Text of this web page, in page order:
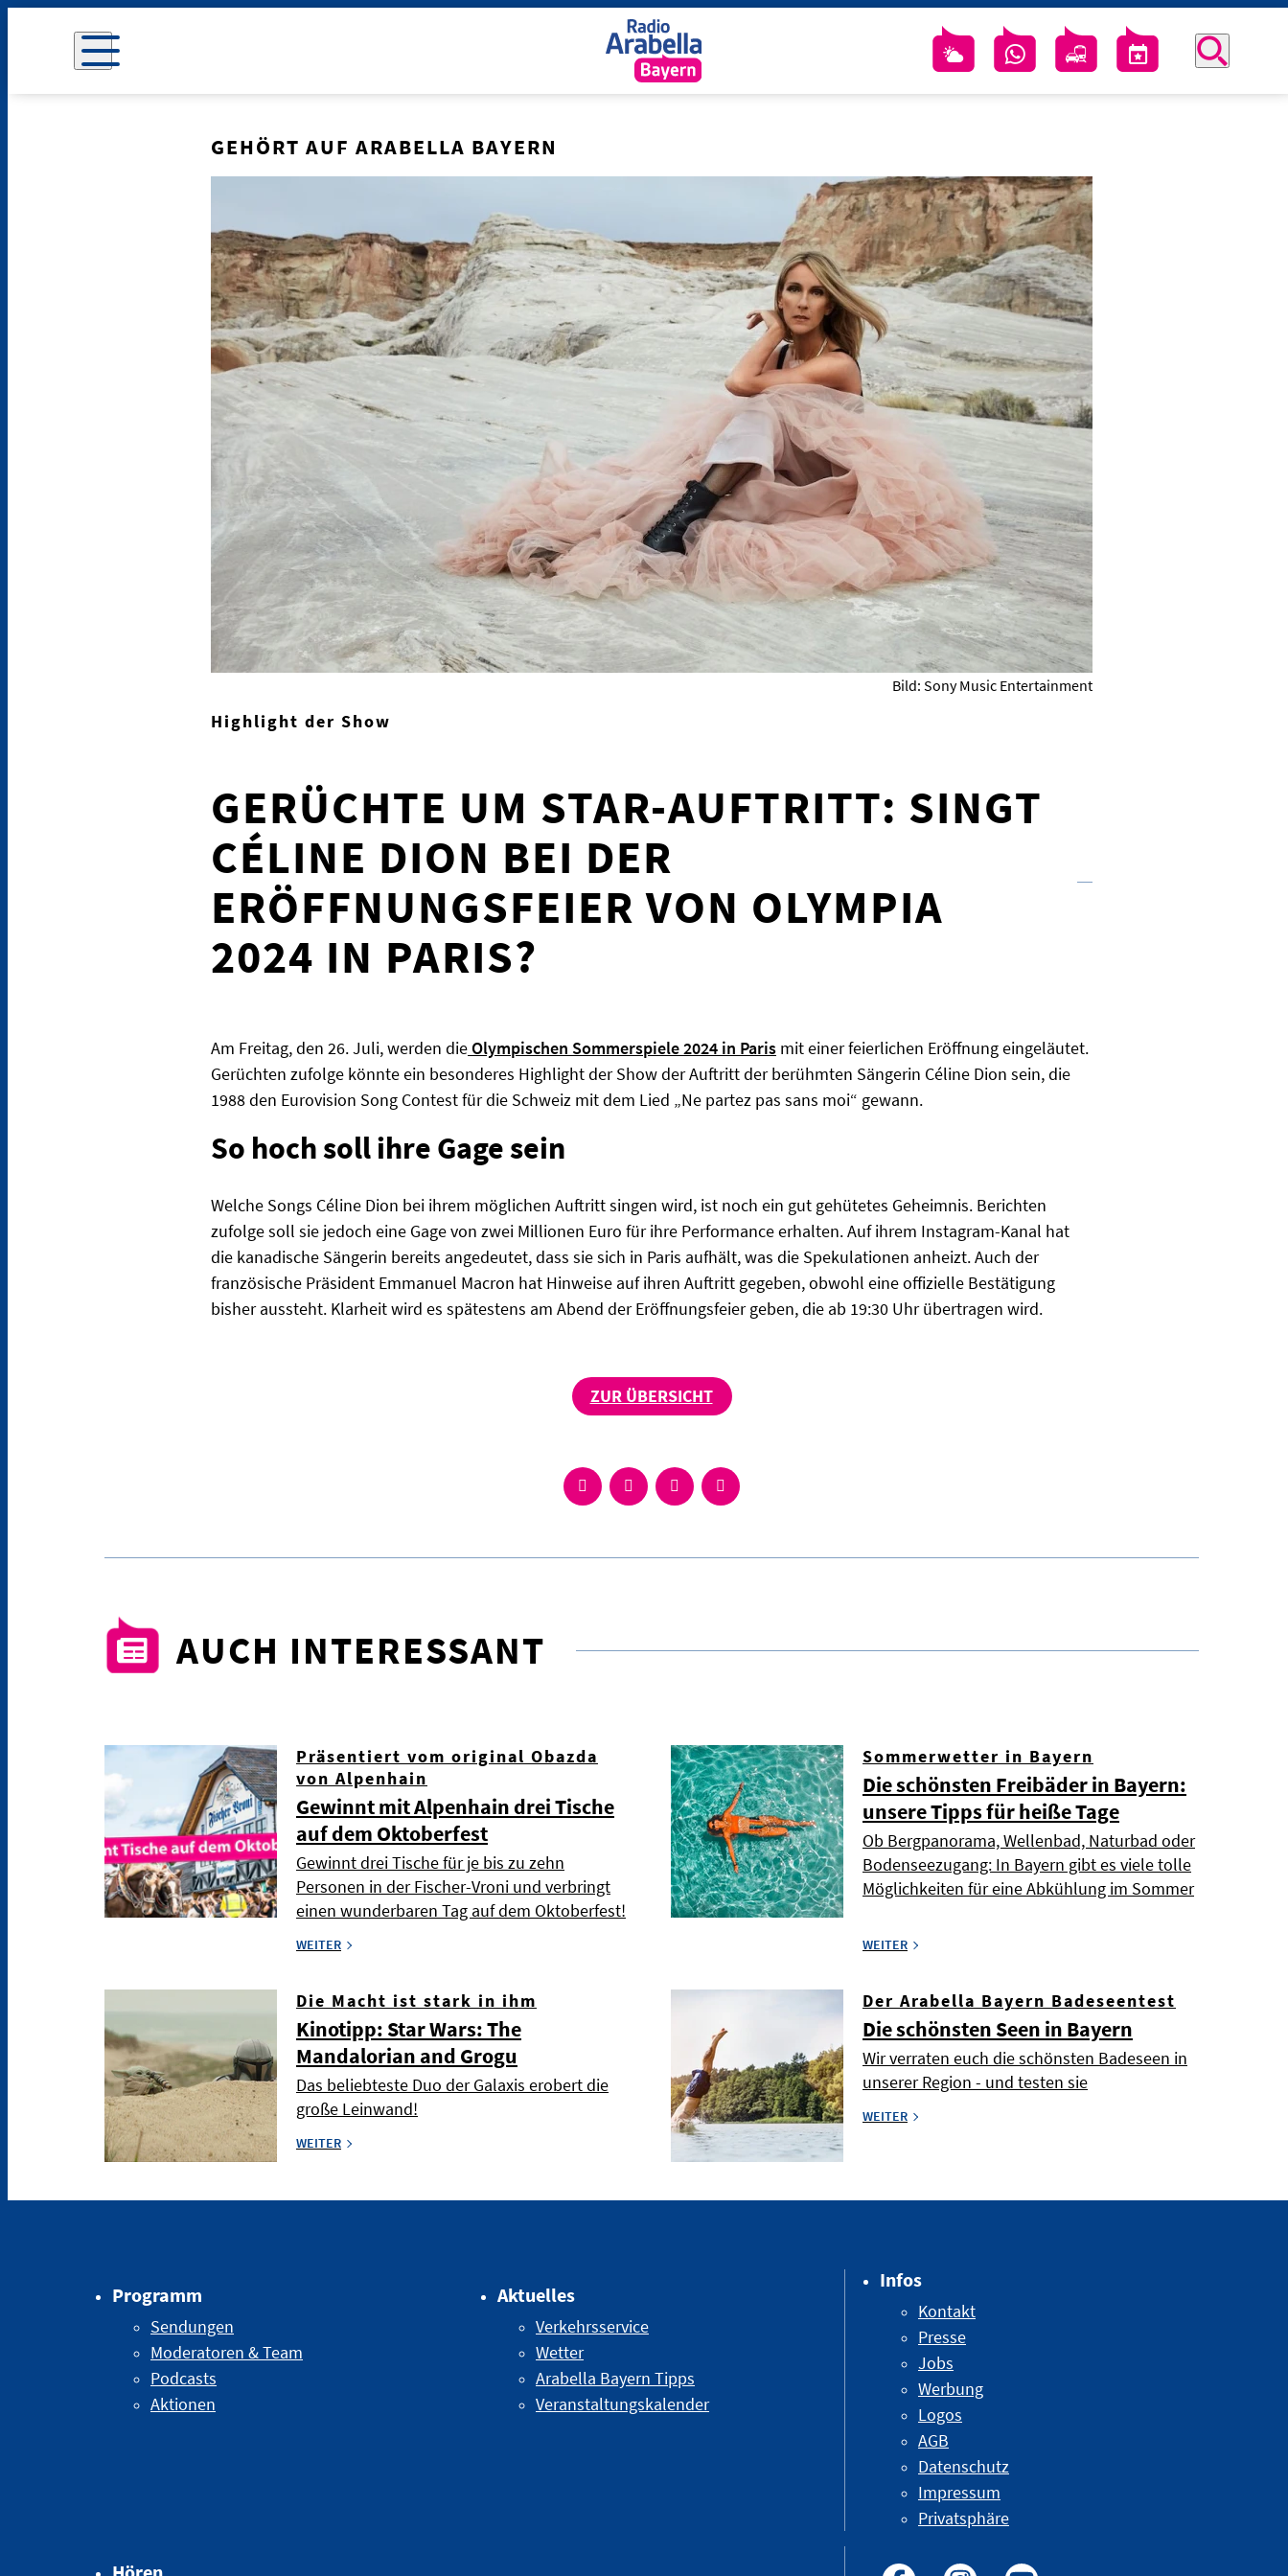
GEHÖRT AUF ARABELLA BAYERN
Bild: Sony Music Entertainment
Highlight der Show
GERÜCHTE UM STAR-AUFTRITT: SINGT
CÉLINE DION BEI DER
ERÖFFNUNGSFEIER VON OLYMPIA
2024 IN PARIS?
Am Freitag, den 26. Juli, werden die Olympischen Sommerspiele 2024 in Paris mit einer feierlichen Eröffnung eingeläutet.
Gerüchten zufolge könnte ein besonderes Highlight der Show der Auftritt der berühmten Sängerin Céline Dion sein, die
1988 den Eurovision Song Contest für die Schweiz mit dem Lied „Ne partez pas sans moi“ gewann.
So hoch soll ihre Gage sein
Welche Songs Céline Dion bei ihrem möglichen Auftritt singen wird, ist noch ein gut gehütetes Geheimnis. Berichten
zufolge soll sie jedoch eine Gage von zwei Millionen Euro für ihre Performance erhalten. Auf ihrem Instagram-Kanal hat
die kanadische Sängerin bereits angedeutet, dass sie sich in Paris aufhält, was die Spekulationen anheizt. Auch der
französische Präsident Emmanuel Macron hat Hinweise auf ihren Auftritt gegeben, obwohl eine offizielle Bestätigung
bisher aussteht. Klarheit wird es spätestens am Abend der Eröffnungsfeier geben, die ab 19:30 Uhr übertragen wird.
ZUR ÜBERSICHT
AUCH INTERESSANT
Präsentiert vom original Obazda
von Alpenhain
Gewinnt mit Alpenhain drei Tische
auf dem Oktoberfest
Gewinnt drei Tische für je bis zu zehn
Personen in der Fischer-Vroni und verbringt
einen wunderbaren Tag auf dem Oktoberfest!
WEITER
Sommerwetter in Bayern
Die schönsten Freibäder in Bayern:
unsere Tipps für heiße Tage
Ob Bergpanorama, Wellenbad, Naturbad oder
Bodenseezugang: In Bayern gibt es viele tolle
Möglichkeiten für eine Abkühlung im Sommer
WEITER
Die Macht ist stark in ihm
Kinotipp: Star Wars: The
Mandalorian and Grogu
Das beliebteste Duo der Galaxis erobert die
große Leinwand!
WEITER
Der Arabella Bayern Badeseentest
Die schönsten Seen in Bayern
Wir verraten euch die schönsten Badeseen in
unserer Region - und testen sie
WEITER
Programm
Sendungen
Moderatoren & Team
Podcasts
Aktionen
Aktuelles
Verkehrsservice
Wetter
Arabella Bayern Tipps
Veranstaltungskalender
Infos
Kontakt
Presse
Jobs
Werbung
Logos
AGB
Datenschutz
Impressum
Privatsphäre